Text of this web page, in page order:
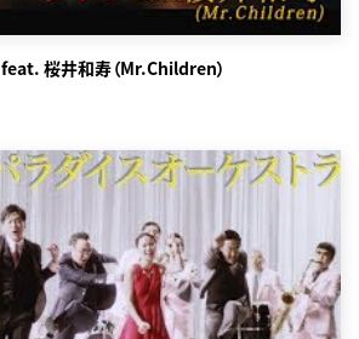
桜井和寿（Mr.Children）